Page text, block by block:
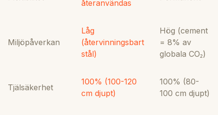
återanvändas
Miljöpåverkan
Låg
(återvinningsbart
stål)
Hög (cement
= 8% av
globala CO₂)
Tjälsäkerhet
100% (100-120
cm djupt)
100% (80-
100 cm djupt)